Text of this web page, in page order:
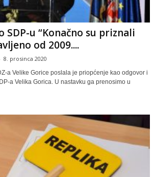
SDP-u “Konačno su priznali
od 2009....
8. prosinca 2020
a Velike Gorice poslala je priopćenje kao odgovor i
a Velika Gorica. U nastavku ga prenosimo u